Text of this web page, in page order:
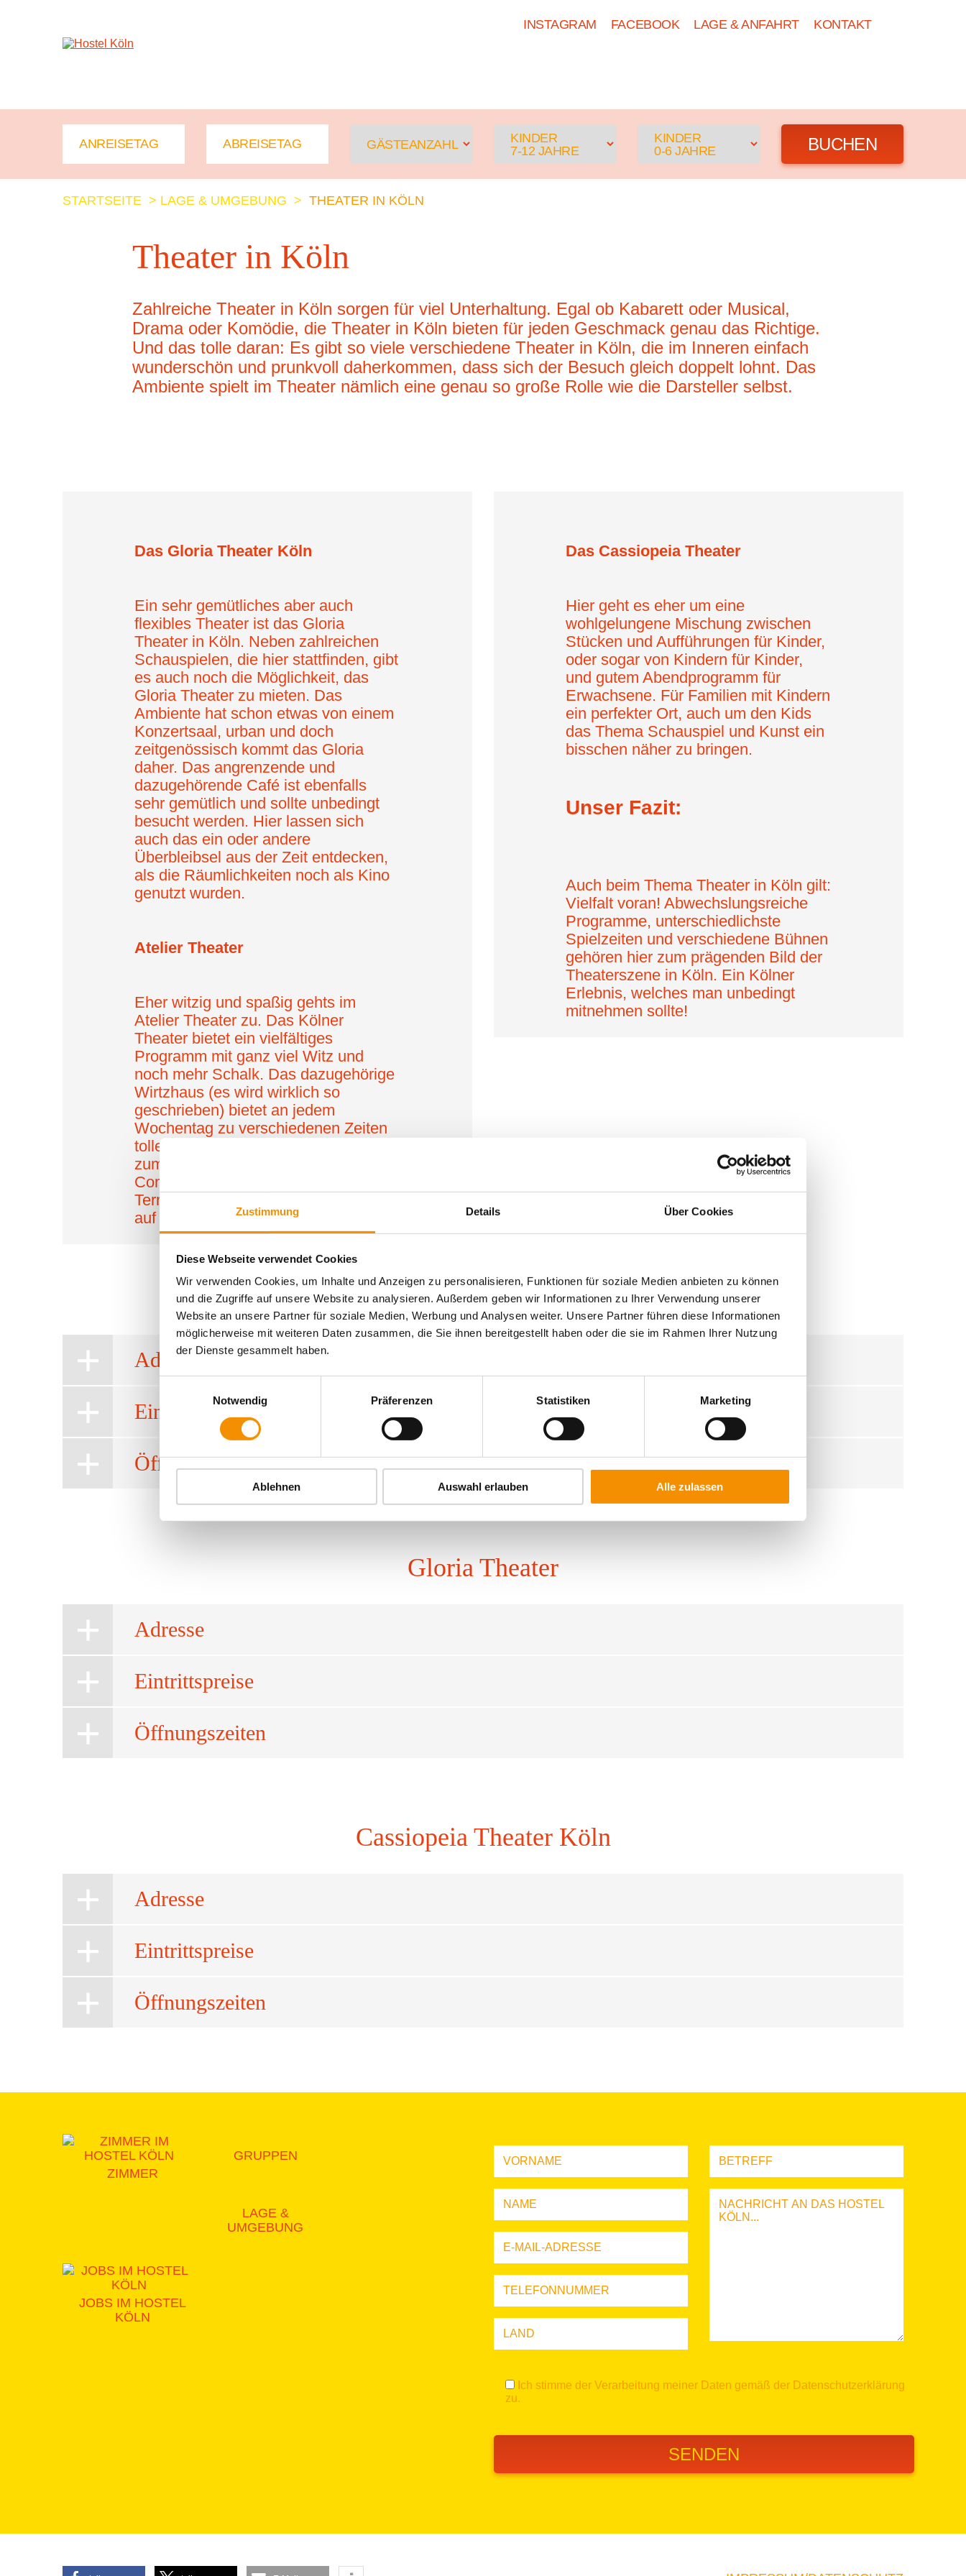
Zustimmung Details Über Cookies
Diese Webseite verwendet Cookies
Wir verwenden Cookies, um Inhalte und Anzeigen zu personalisieren, Funktionen für soziale Medien anbieten zu können
und die Zugriffe auf unsere Website zu analysieren. Außerdem geben wir Informationen zu Ihrer Verwendung unserer
Website an unsere Partner für soziale Medien, Werbung und Analysen weiter. Unsere Partner führen diese Informationen
möglicherweise mit weiteren Daten zusammen, die Sie ihnen bereitgestellt haben oder die sie im Rahmen Ihrer Nutzung
der Dienste gesammelt haben.
Notwendig
Präferenzen Statistiken Marketing
Ablehnen Auswahl erlauben Alle zulassen
INSTAGRAM FACEBOOK LAGE & ANFAHRT KONTAKT
GÄSTEANZAHL
KINDER
7-12 JAHRE
KINDER
0-6 JAHRE
STARTSEITE > LAGE & UMGEBUNG > THEATER IN KÖLN
Theater in Köln
Zahlreiche Theater in Köln sorgen für viel Unterhaltung. Egal ob Kabarett oder Musical,
Drama oder Komödie, die Theater in Köln bieten für jeden Geschmack genau das Richtige.
Und das tolle daran: Es gibt so viele verschiedene Theater in Köln, die im Inneren einfach
wunderschön und prunkvoll daherkommen, dass sich der Besuch gleich doppelt lohnt. Das
Ambiente spielt im Theater nämlich eine genau so große Rolle wie die Darsteller selbst.
Das Gloria Theater Köln
Ein sehr gemütliches aber auch
flexibles Theater ist das Gloria
Theater in Köln. Neben zahlreichen
Schauspielen, die hier stattfinden, gibt
es auch noch die Möglichkeit, das
Gloria Theater zu mieten. Das
Ambiente hat schon etwas von einem
Konzertsaal, urban und doch
zeitgenössisch kommt das Gloria
daher. Das angrenzende und
dazugehörende Café ist ebenfalls
sehr gemütlich und sollte unbedingt
besucht werden. Hier lassen sich
auch das ein oder andere
Überbleibsel aus der Zeit entdecken,
als die Räumlichkeiten noch als Kino
genutzt wurden.
Atelier Theater
Eher witzig und spaßig gehts im
Atelier Theater zu. Das Kölner
Theater bietet ein vielfältiges
Programm mit ganz viel Witz und
noch mehr Schalk. Das dazugehörige
Wirtzhaus (es wird wirklich so
geschrieben) bietet an jedem
Wochentag zu verschiedenen Zeiten
tolle Specials. Freitags und samstags
zum Beispiel gibt es Late Night
Comedy ab 22:00 Uhr. Tickets und
Termine sowie alle Spielzeiten gibt es
auf der Webseite.
Das Cassiopeia Theater
Hier geht es eher um eine
wohlgelungene Mischung zwischen
Stücken und Aufführungen für Kinder,
oder sogar von Kindern für Kinder,
und gutem Abendprogramm für
Erwachsene. Für Familien mit Kindern
ein perfekter Ort, auch um den Kids
das Thema Schauspiel und Kunst ein
bisschen näher zu bringen.
Unser Fazit:
Auch beim Thema Theater in Köln gilt:
Vielfalt voran! Abwechslungsreiche
Programme, unterschiedlichste
Spielzeiten und verschiedene Bühnen
gehören hier zum prägenden Bild der
Theaterszene in Köln. Ein Kölner
Erlebnis, welches man unbedingt
mitnehmen sollte!
Atelier Theater
Adresse
Eintrittspreise
Öffnungszeiten
Gloria Theater
Adresse
Eintrittspreise
Öffnungszeiten
Cassiopeia Theater Köln
Adresse
Eintrittspreise
Öffnungszeiten
ZIMMER
GRUPPEN
LAGE &
UMGEBUNG
JOBS IM HOSTEL
KÖLN
Ich stimme der Verarbeitung meiner Daten gemäß der Datenschutzerklärung
zu.